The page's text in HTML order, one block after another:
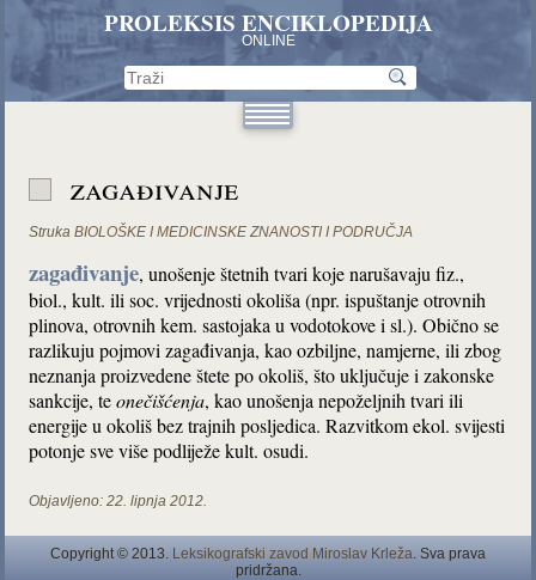
PROLEKSIS ENCIKLOPEDIJA
ONLINE
zagađivanje
Struka BIOLOŠKE I MEDICINSKE ZNANOSTI I PODRUČJA
zagađivanje, unošenje štetnih tvari koje narušavaju fiz.,
biol., kult. ili soc. vrijednosti okoliša (npr. ispuštanje otrovnih
plinova, otrovnih kem. sastojaka u vodotokove i sl.). Obično se
razlikuju pojmovi zagađivanja, kao ozbiljne, namjerne, ili zbog
neznanja proizvedene štete po okoliš, što uključuje i zakonske
sankcije, teonečišćenja, kao unošenja nepoželjnih tvari ili
energije u okoliš bez trajnih posljedica. Razvitkom ekol. svijesti
potonje sve više podliježe kult. osudi.
Objavljeno: 22. lipnja 2012.
Copyright © 2013. Leksikografski zavod Miroslav Krleža. Sva prava
pridržana.